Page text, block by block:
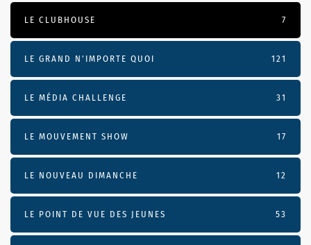
LE CLUBHOUSE 7
LE GRAND N’IMPORTE QUOI 121
LE MÉDIA CHALLENGE 31
LE MOUVEMENT SHOW 17
LE NOUVEAU DIMANCHE 12
LE POINT DE VUE DES JEUNES 53